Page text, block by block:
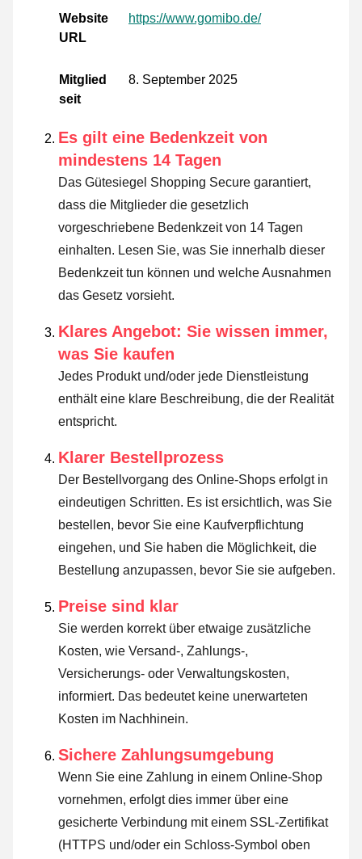
Website
URL
https://www.gomibo.de/
Mitglied
seit
8. September 2025
Es gilt eine Bedenkzeit von
mindestens 14 Tagen
Das Gütesiegel Shopping Secure garantiert,
dass die Mitglieder die gesetzlich
vorgeschriebene Bedenkzeit von 14 Tagen
einhalten. Lesen Sie, was Sie innerhalb dieser
Bedenkzeit tun können und welche Ausnahmen
das Gesetz vorsieht.
Klares Angebot: Sie wissen immer,
was Sie kaufen
Jedes Produkt und/oder jede Dienstleistung
enthält eine klare Beschreibung, die der Realität
entspricht.
Klarer Bestellprozess
Der Bestellvorgang des Online-Shops erfolgt in
eindeutigen Schritten. Es ist ersichtlich, was Sie
bestellen, bevor Sie eine Kaufverpflichtung
eingehen, und Sie haben die Möglichkeit, die
Bestellung anzupassen, bevor Sie sie aufgeben.
Preise sind klar
Sie werden korrekt über etwaige zusätzliche
Kosten, wie Versand-, Zahlungs-,
Versicherungs- oder Verwaltungskosten,
informiert. Das bedeutet keine unerwarteten
Kosten im Nachhinein.
Sichere Zahlungsumgebung
Wenn Sie eine Zahlung in einem Online-Shop
vornehmen, erfolgt dies immer über eine
gesicherte Verbindung mit einem SSL-Zertifikat
(HTTPS und/oder ein Schloss-Symbol oben